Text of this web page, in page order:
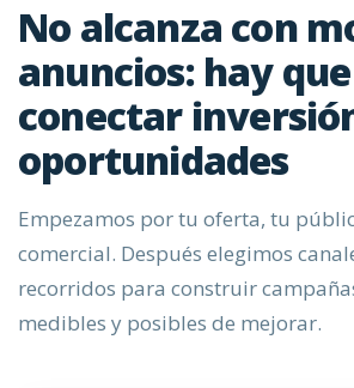
No alcanza con
anuncios: hay que
conectar
oportunidades
Empezamos por tu oferta, tu
comercial. Después elegimos
recorridos para construir
medibles y posibles de mejorar.